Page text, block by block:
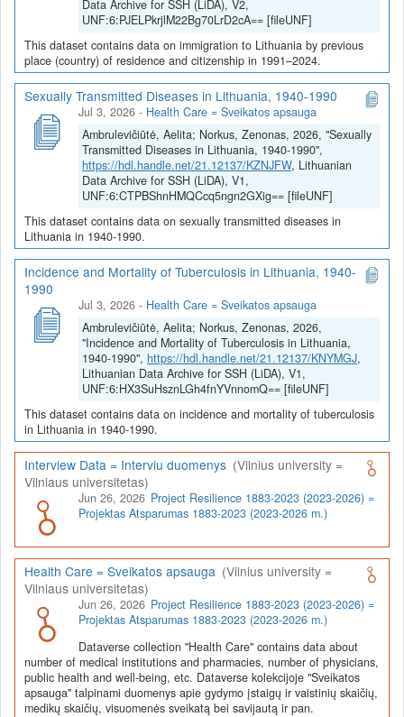
Data Archive for SSH (LiDA), V2,
UNF:6:PJELPkrjlM22Bg70LrD2cA== [fileUNF]
This dataset contains data on immigration to Lithuania by previous
place (country) of residence and citizenship in 1991–2024.
Sexually Transmitted Diseases in Lithuania, 1940-1990
Jul 3, 2026 - Health Care = Sveikatos apsauga
Ambrulevičiūtė, Aelita; Norkus, Zenonas, 2026, "Sexually
Transmitted Diseases in Lithuania, 1940-1990",
https://hdl.handle.net/21.12137/KZNJFW, Lithuanian
Data Archive for SSH (LiDA), V1,
UNF:6:CTPBShnHMQCcq5ngn2GXig== [fileUNF]
This dataset contains data on sexually transmitted diseases in
Lithuania in 1940-1990.
Incidence and Mortality of Tuberculosis in Lithuania, 1940-
1990
Jul 3, 2026 - Health Care = Sveikatos apsauga
Ambrulevičiūtė, Aelita; Norkus, Zenonas, 2026,
"Incidence and Mortality of Tuberculosis in Lithuania,
1940-1990", https://hdl.handle.net/21.12137/KNYMGJ,
Lithuanian Data Archive for SSH (LiDA), V1,
UNF:6:HX3SuHsznLGh4fnYVnnomQ== [fileUNF]
This dataset contains data on incidence and mortality of tuberculosis
in Lithuania in 1940-1990.
Interview Data = Interviu duomenys (Vilnius university =
Vilniaus universitetas)
Jun 26, 2026 Project Resilience 1883-2023 (2023-2026) =
Projektas Atsparumas 1883-2023 (2023-2026 m.)
Health Care = Sveikatos apsauga (Vilnius university =
Vilniaus universitetas)
Jun 26, 2026 Project Resilience 1883-2023 (2023-2026) =
Projektas Atsparumas 1883-2023 (2023-2026 m.)
Dataverse collection "Health Care" contains data about
number of medical institutions and pharmacies, number of physicians,
public health and well-being, etc. Dataverse kolekcijoje "Sveikatos
apsauga" talpinami duomenys apie gydymo įstaigų ir vaistinių skaičių,
medikų skaičių, visuomenės sveikatą bei savijautą ir pan.